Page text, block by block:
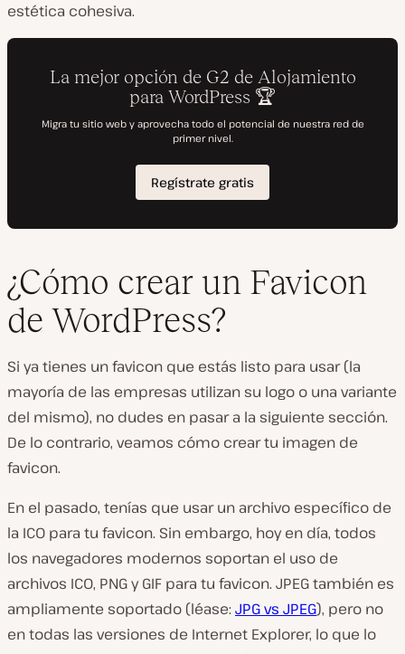
estética cohesiva.
¿Cómo crear un Favicon
de WordPress?
Si ya tienes un favicon que estás listo para usar (la
mayoría de las empresas utilizan su logo o una variante
del mismo), no dudes en pasar a la siguiente sección.
De lo contrario, veamos cómo crear tu imagen de
favicon.
En el pasado, tenías que usar un archivo específico de
la ICO para tu favicon. Sin embargo, hoy en día, todos
los navegadores modernos soportan el uso de
archivos ICO, PNG y GIF para tu favicon. JPEG también es
ampliamente soportado (léase: JPG vs JPEG), pero no
en todas las versiones de Internet Explorer, lo que lo